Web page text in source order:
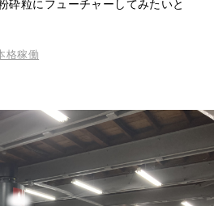
砕粒にフューチャーしてみたいと
格稼働